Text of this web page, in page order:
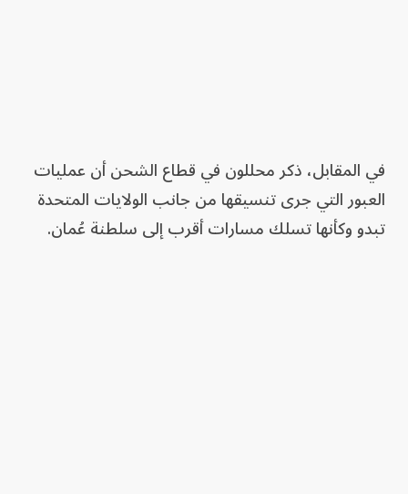
في المقابل، ذكر محللون في قطاع الشحن أن عمليات
العبور التي جرى تنسيقها من جانب الولايات المتحدة
تبدو وكأنها تسلك مسارات أقرب إلى سلطنة عُمان.